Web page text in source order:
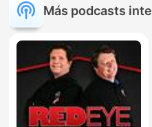
Más podcasts